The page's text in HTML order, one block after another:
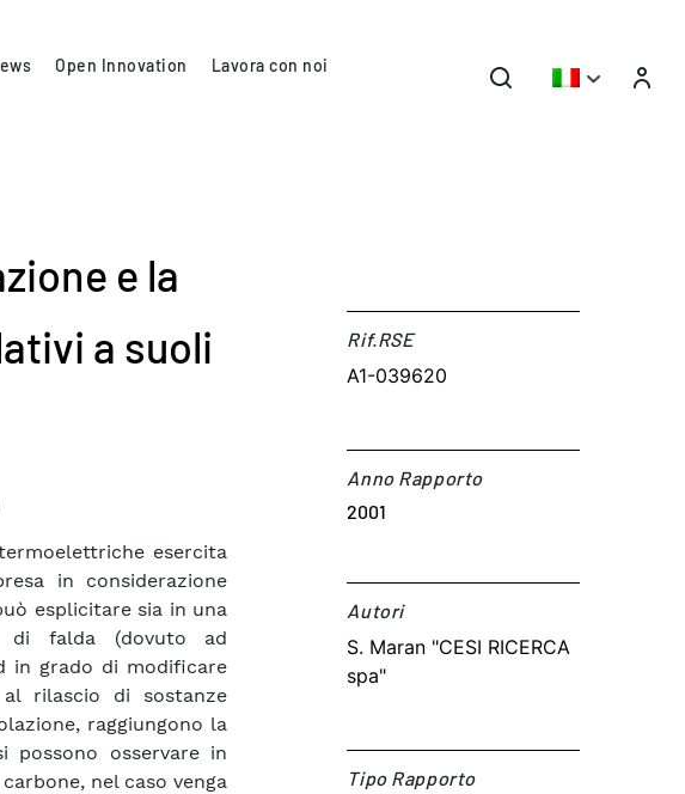
Open Innovation Lavora con noi
e la
a suoli
esercita
in considerazione
esplicitare sia in una
di falda (dovuto ad
in grado di modificare
rilascio di sostanze
raggiungono la
possono osservare in
nel caso venga
Rif.RSE​
A1-039620
Anno Rapporto
2001
Autori​
S. Maran "CESI RICERCA
spa"
Tipo Rapporto